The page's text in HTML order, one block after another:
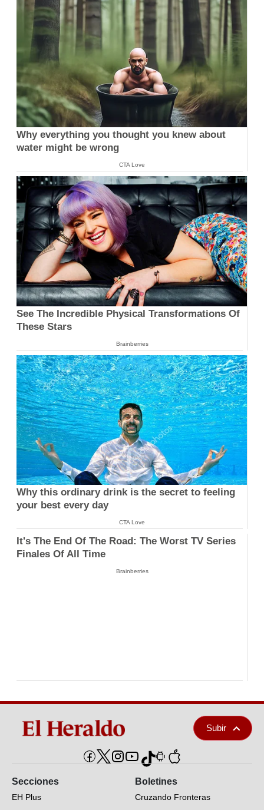
Why everything you thought you knew about
water might be wrong
CTA Love
See The Incredible Physical Transformations Of
These Stars
Brainberries
Why this ordinary drink is the secret to feeling
your best every day
CTA Love
It's The End Of The Road: The Worst TV Series
Finales Of All Time
Brainberries
Subir
Secciones
EH Plus
Boletines
Cruzando Fronteras